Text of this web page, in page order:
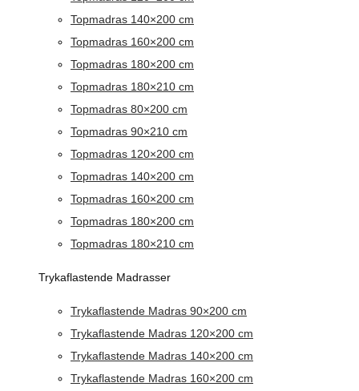
Topmadras 140×200 cm
Topmadras 160×200 cm
Topmadras 180×200 cm
Topmadras 180×210 cm
Topmadras 80×200 cm
Topmadras 90×210 cm
Topmadras 120×200 cm
Topmadras 140×200 cm
Topmadras 160×200 cm
Topmadras 180×200 cm
Topmadras 180×210 cm
Trykaflastende Madrasser
Trykaflastende Madras 90×200 cm
Trykaflastende Madras 120×200 cm
Trykaflastende Madras 140×200 cm
Trykaflastende Madras 160×200 cm